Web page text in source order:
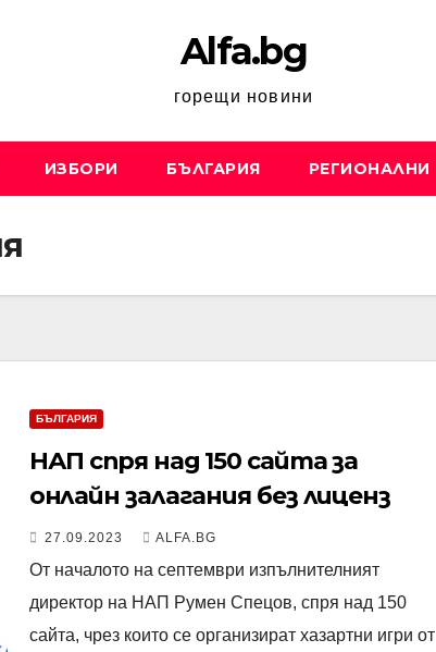
Alfa.bg
горещи новини
ИЗБОРИ БЪЛГАРИЯ РЕГИОНАЛНИ
БЪЛГАРИЯ
НАП спря над 150 сайта за
онлайн залагания без лиценз
27.09.2023 ALFA.BG
От началото на септември изпълнителният
директор на НАП Румен Спецов, спря над 150
сайта, чрез които се организират хазартни игри от